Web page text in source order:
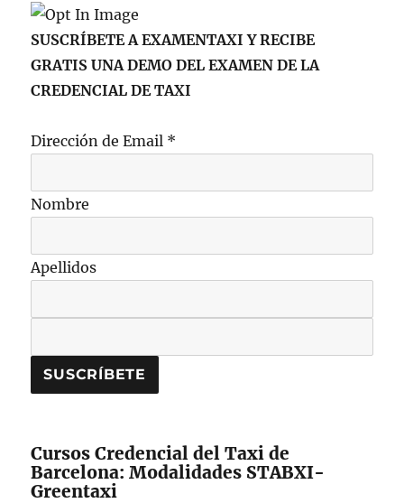
SUSCRÍBETE A EXAMENTAXI Y RECIBE
GRATIS UNA DEMO DEL EXAMEN DE LA
CREDENCIAL DE TAXI
Dirección de Email *
Nombre
Apellidos
Cursos Credencial del Taxi de
Barcelona: Modalidades STABXI-
Greentaxi